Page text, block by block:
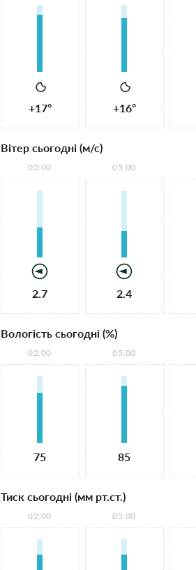
+17° +16°
Вітер сьогодні (м/с)
02:00
2.7
05:00
2.4
Вологість сьогодні (%)
02:00
75
05:00
85
Тиск сьогодні (мм рт.ст.)
02:00 05:00